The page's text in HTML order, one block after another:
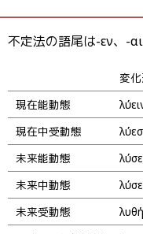
不定法の語尾は-εν、-
変
現在能動態
現在中受動態
未来能動態
未来中動態
未来受動態